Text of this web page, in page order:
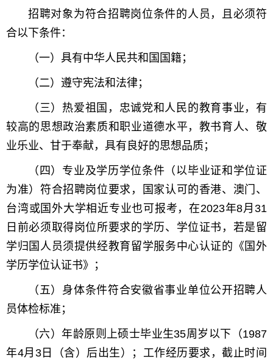
招聘对象为符合招聘岗位条件的人员，且必须符
合以下条件：
（一）具有中华人民共和国国籍；
（二）遵守宪法和法律；
（三）热爱祖国，忠诚党和人民的教育事业，有
较高的思想政治素质和职业道德水平，教书育人、敬
业乐业、甘于奉献，具有良好的思想品质；
（四）专业及学历学位条件（以毕业证和学位证
为准）符合招聘岗位要求，国家认可的香港、澳门、
台湾或国外大学相近专业也可报考，在2023年8月31
日前必须取得岗位所要求的学历、学位证书，若是留
学归国人员须提供经教育留学服务中心认证的《国外
学历学位认证书》；
（五）身体条件符合安徽省事业单位公开招聘人
员体检标准；
（六）年龄原则上硕士毕业生35周岁以下（1987
年4月3日（含）后出生）；工作经历要求，截止时间